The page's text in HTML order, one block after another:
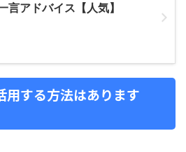
言アドバイス【人気】
用する方法はあります